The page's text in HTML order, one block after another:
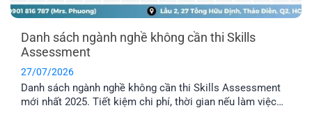
Danh sách ngành nghề không cần thi Skills
Assessment
27/07/2026
Danh sách ngành nghề không cần thi Skills Assessment
mới nhất 2025. Tiết kiệm chi phí, thời gian nếu làm việc